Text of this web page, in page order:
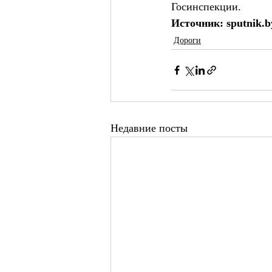
Госинспекции.
Источник:
Дороги
Недавние посты